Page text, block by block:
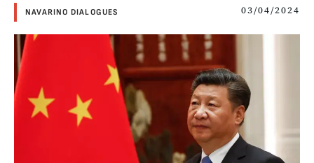
NAVARINO DIALOGUES 03/04/2024